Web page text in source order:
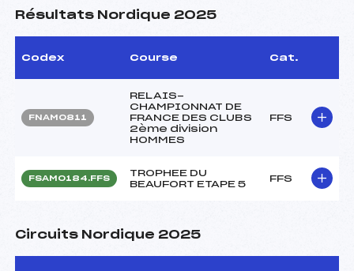
Résultats Nordique 2025
Codex Course Cat.
FNAM0811
RELAIS-
CHAMPIONNAT DE
FRANCE DES CLUBS
2ème division
HOMMES
FFS
FSAM0184.FFS
TROPHEE DU
BEAUFORT ETAPE 5
FFS
Circuits Nordique 2025